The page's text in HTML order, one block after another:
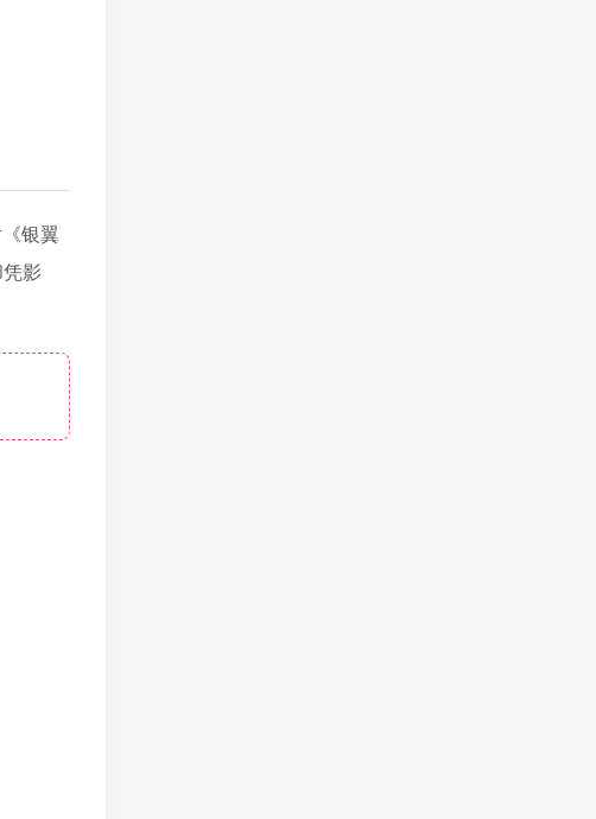
银翼
影